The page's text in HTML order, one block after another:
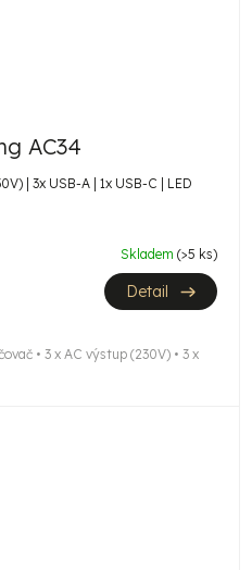
AC34
| 3x USB-A | 1x USB-C | LED
Skladem (>5 ks)
Detail
• 3 x AC výstup (230V) • 3 x